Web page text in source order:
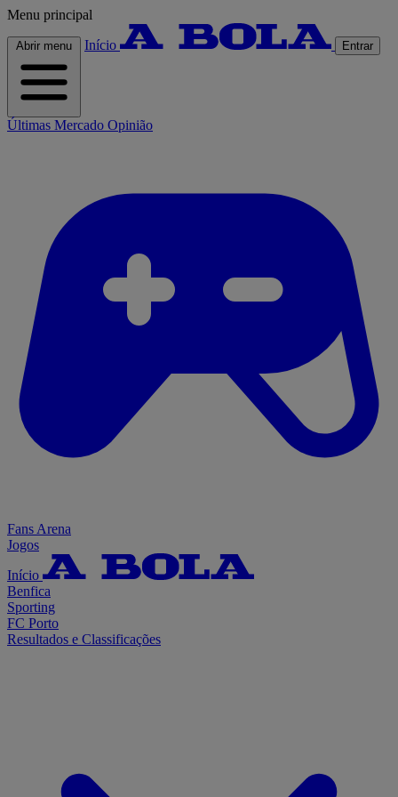
Menu principal
Abrir menu Início Entrar
Últimas Mercado Opinião
Fans Arena
Jogos
Início
Benfica
Sporting
FC Porto
Resultados e Classificações